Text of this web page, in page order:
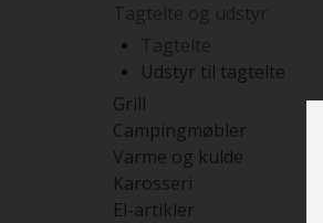
Tagtelte og udstyr
Tagtelte
Udstyr til tagtelte
Grill
Campingmøbler
Varme og kulde
Karosseri
El-artikler